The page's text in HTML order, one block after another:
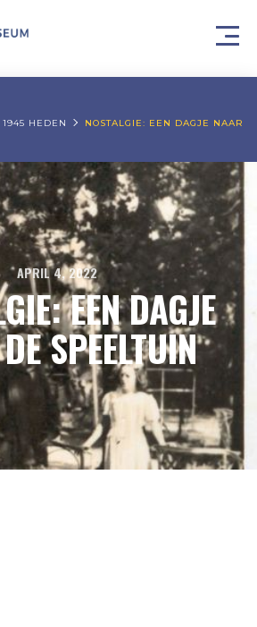
HEDEN
NOSTALGIE: EEN DAGJE NAAR
APRIL 4, 2022
EEN DAGJE
SPEELTUIN